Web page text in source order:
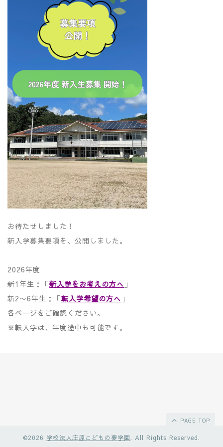
お待たせしました！
新入学募集要項を、公開しました。
2026年度
新1年生：「新入学をお考えの方へ 」
新2〜6年生：「転入学希望の方へ 」
各ページをご確認ください。
※転入学は、年度途中も可能です。
PAGE TOP
©2026 学校法人庄原こどもの夢学園. All Rights Reserved.